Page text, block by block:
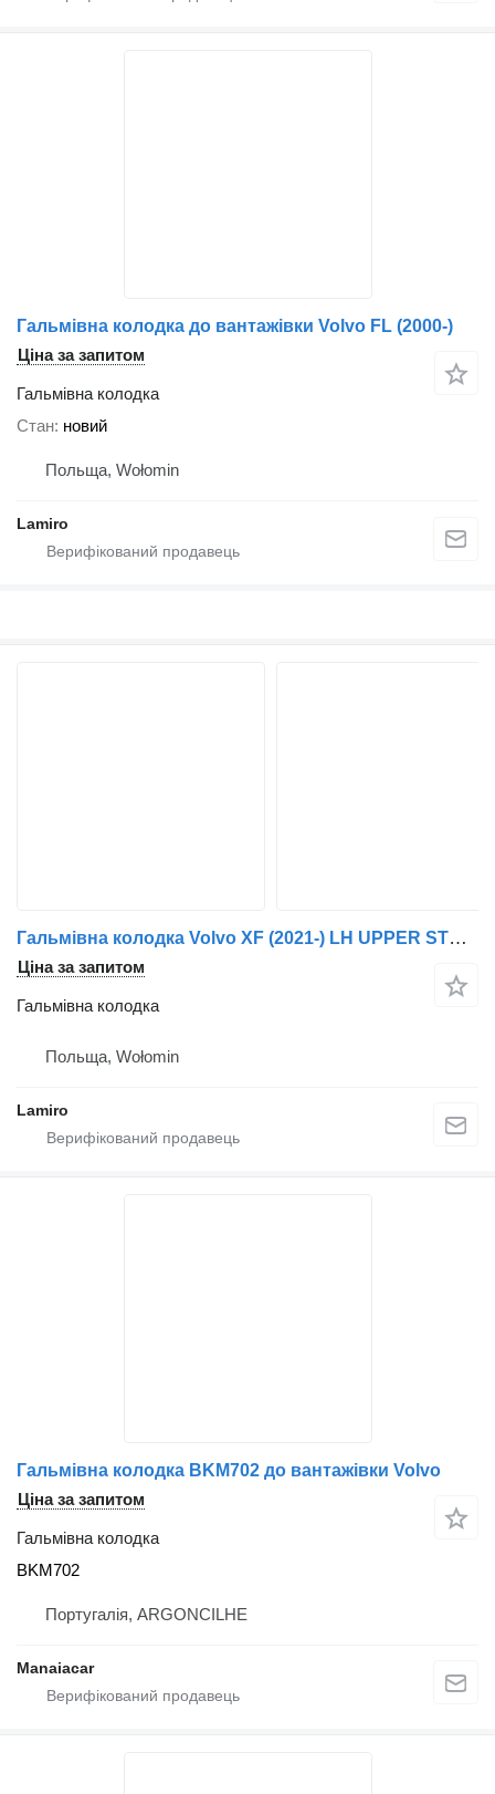
Гальмівна колодка до вантажівки Volvo FL (2000-)
Ціна за запитом
Гальмівна колодка
Стан новий
Польща, Wołomin
Lamiro
Гальмівна колодка Volvo XF (2021-) LH UPPER STEP до вантажівки DAF FL6 (2002-2005)
Ціна за запитом
Гальмівна колодка
Польща, Wołomin
Lamiro
Гальмівна колодка BKM702 до вантажівки Volvo
Ціна за запитом
Гальмівна колодка
BKM702
Португалія, ARGONCILHE
Manaiacar